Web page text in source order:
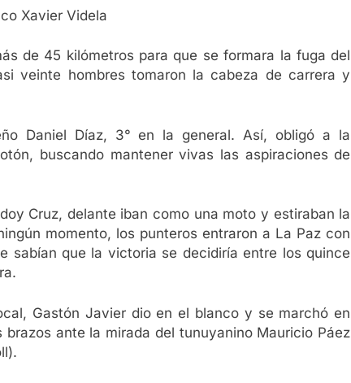
Xavier Videla
de 45 kilómetros para que se formara la fuga del
veinte hombres tomaron la cabeza de carrera y
Daniel Díaz, 3° en la general. Así, obligó a la
buscando mantener vivas las aspiraciones de
Cruz, delante iban como una moto y estiraban la
momento, los punteros entraron a La Paz con
sabían que la victoria se decidiría entre los quince
Gastón Javier dio en el blanco y se marchó en
ante la mirada del tunuyanino Mauricio Páez